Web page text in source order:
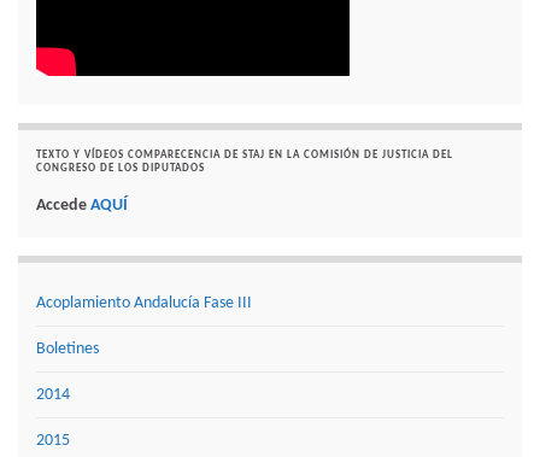
TEXTO Y VÍDEOS COMPARECENCIA DE STAJ EN LA COMISIÓN DE JUSTICIA DEL
CONGRESO DE LOS DIPUTADOS
Accede AQUÍ
Acoplamiento Andalucía Fase III
Boletines
2014
2015